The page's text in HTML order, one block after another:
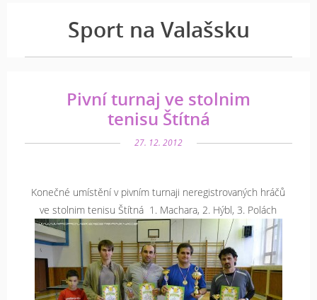
Sport na Valašsku
Pivní turnaj ve stolnim
tenisu Štítná
27. 12. 2012
Konečné umístění v pivním turnaji neregistrovaných hráčů
ve stolnim tenisu Štítná 1. Machara, 2. Hýbl, 3. Polách